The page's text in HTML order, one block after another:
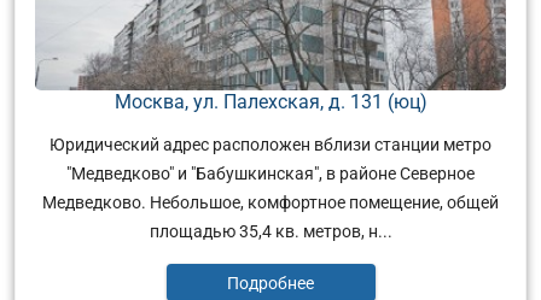
Москва, ул. Палехская, д. 131 (юц)
Юридический адрес расположен вблизи станции метро
"Медведково" и "Бабушкинская", в районе Северное
Медведково. Небольшое, комфортное помещение, общей
площадью 35,4 кв. метров, н...
Подробнее